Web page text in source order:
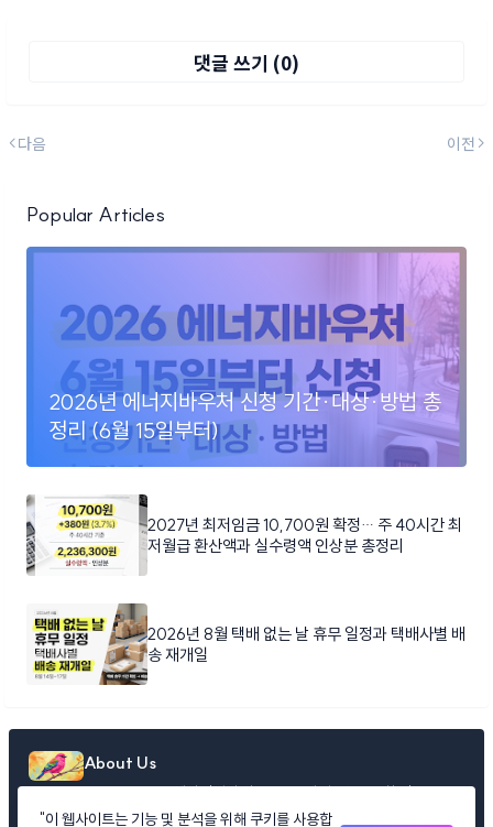
댓글 쓰기 (0)
다음 이전
Popular Articles
2026년 에너지바우처 신청 기간·대상·방법 총
정리 (6월 15일부터)
2027년 최저임금 10,700원 확정… 주 40시간 최
저월급 환산액과 실수령액 인상분 총정리
2026년 8월 택배 없는 날 휴무 일정과 택배사별 배
송 재개일
About Us
LifeInfoDaily: 매일 당신의 삶을 풍요롭게 만드는 유용한 정보들을
엄선하여 제공합니다
"이 웹사이트는 기능 및 분석을 위해 쿠키를 사용합